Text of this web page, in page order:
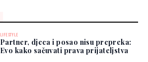
LIFESTYLE
Partner, djeca i posao nisu prepreka:
Evo kako sačuvati prava prijateljstva